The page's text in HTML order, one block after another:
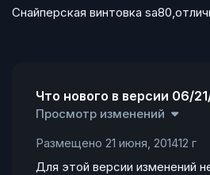
Cнайперская винтовка
Что нового в версии 06/
Просмотр изменений
Размещено 21 июня, 201412 г
Для этой версии изменений